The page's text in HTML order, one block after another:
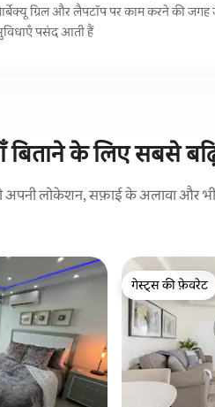
ग्रिल और लैपटॉप पर काम करने की जगह
पसंद आती हैं
बिताने के लिए सबसे
अपनी लोकेशन, सफ़ाई के अलावा और भी
गेस्ट्स की फ़ेवरेट
गेस्ट्स की फ़ेवरेट